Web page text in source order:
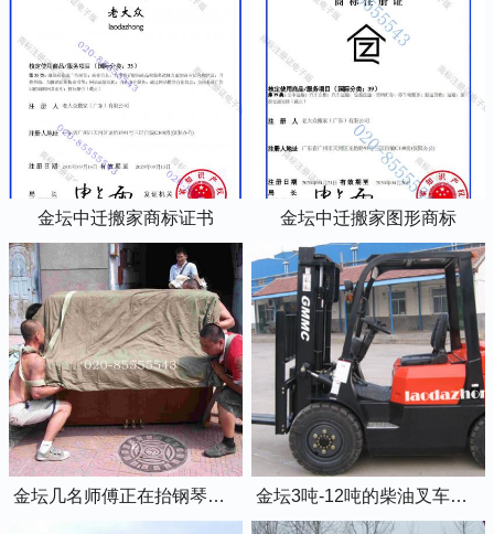
金坛中迁搬家商标证书 金坛中迁搬家图形商标
金坛几名师傅正在抬钢琴上楼 金坛3吨-12吨的柴油叉车出租